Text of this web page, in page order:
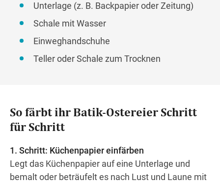
Unterlage (z. B. Backpapier oder Zeitung)
Schale mit Wasser
Einweghandschuhe
Teller oder Schale zum Trocknen
So färbt ihr Batik-Ostereier Schritt
für Schritt
1. Schritt: Küchenpapier einfärben
Legt das Küchenpapier auf eine Unterlage und
bemalt oder beträufelt es nach Lust und Laune mit